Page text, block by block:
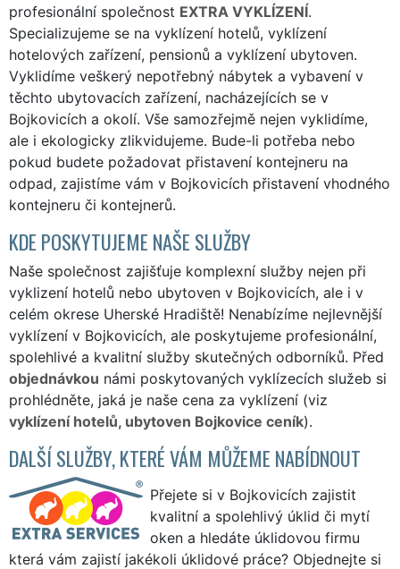
profesionální společnost EXTRA VYKLÍZENÍ.
Specializujeme se na vyklízení hotelů, vyklízení
hotelových zařízení, pensionů a vyklízení ubytoven.
Vyklidíme veškerý nepotřebný nábytek a vybavení v
těchto ubytovacích zařízení, nacházejících se v
Bojkovicích a okolí. Vše samozřejmě nejen vyklidíme,
ale i ekologicky zlikvidujeme. Bude-li potřeba nebo
pokud budete požadovat přistavení kontejneru na
odpad, zajistíme vám v Bojkovicích přistavení vhodného
kontejneru či kontejnerů.
KDE POSKYTUJEME NAŠE SLUŽBY
Naše společnost zajišťuje komplexní služby nejen při
vyklizení hotelů nebo ubytoven v Bojkovicích, ale i v
celém okrese Uherské Hradiště! Nenabízíme nejlevnější
vyklízení v Bojkovicích, ale poskytujeme profesionální,
spolehlivé a kvalitní služby skutečných odborníků. Před
objednávkou námi poskytovaných vyklízecích služeb si
prohlédněte, jaká je naše cena za vyklízení (viz
vyklízení hotelů, ubytoven Bojkovice ceník).
DALŠÍ SLUŽBY, KTERÉ VÁM MŮŽEME NABÍDNOUT
Přejete si v Bojkovicích zajistit
kvalitní a spolehlivý úklid či mytí
oken a hledáte úklidovou firmu
která vám zajistí jakékoli úklidové práce? Objednejte si